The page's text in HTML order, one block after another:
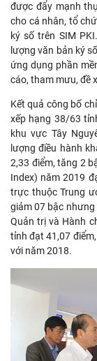
được đẩy mạnh
cho cá nhân, tổ
ký số trên SIM
lượng văn bản ký
ứng dụng phần
cáo, tham mưu, đề
Kết quả công bố
xếp hạng 38/63
khu vực Tây
lượng điều hành
2,33 điểm, tăng 2
Index) năm 2019
trực thuộc Trung
giảm 07 bậc nhưng
Quản trị và Hành
tỉnh đạt 41,07
với năm 2018.